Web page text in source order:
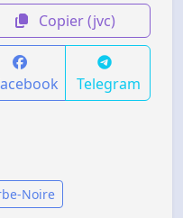
Copier (jvc)
Telegram
Noire